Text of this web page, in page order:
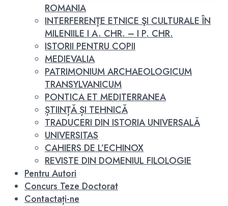
ROMANIA
INTERFERENŢE ETNICE ŞI CULTURALE ÎN
MILENIILE I A. CHR. – I P. CHR.
ISTORII PENTRU COPII
MEDIEVALIA
PATRIMONIUM ARCHAEOLOGICUM
TRANSYLVANICUM
PONTICA ET MEDITERRANEA
ȘTIINȚĂ ȘI TEHNICĂ
TRADUCERI DIN ISTORIA UNIVERSALĂ
UNIVERSITAS
CAHIERS DE L’ECHINOX
REVISTE DIN DOMENIUL FILOLOGIE
Pentru Autori
Concurs Teze Doctorat
Contactați-ne